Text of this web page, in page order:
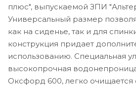
плюс", выпускаемой ЗПИ
Универсальный размер
как на сиденье, так и для
конструкция придает
использованию. Специальная
высокопрочная
Оксфорд 600, легко очищается